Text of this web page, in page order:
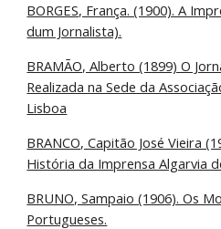
BORGES, França. (1900). A
dum Jornalista).
BRAMÃO, Alberto (1899) O
Realizada na Sede da
Lisboa
BRANCO, Capitão José Vieira
História da Imprensa Algarvia
BRUNO, Sampaio (1906). Os
Portugueses.